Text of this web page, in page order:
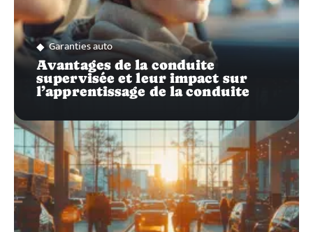
Garanties auto
Avantages de la conduite
supervisée et leur impact sur
l’apprentissage de la conduite